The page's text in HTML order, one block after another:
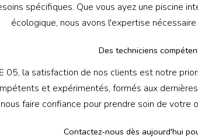
spécifiques. Que vous ayez une piscine
écologique, nous avons l'expertise
Des techniciens
05, la satisfaction de nos clients est notre
et expérimentés, formés aux
faire confiance pour prendre soin de votre
Contactez-nous dès aujourd'hui